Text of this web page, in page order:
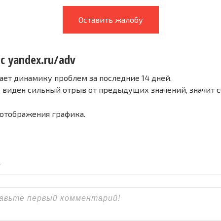
Оставить жалобу
yandex.ru/adv
динамику проблем за последние 14 дней.
виден сильный отрыв от предыдущих значений, значит
графика.